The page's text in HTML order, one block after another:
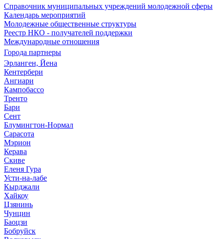
Справочник муниципальных учреждений молодежной сферы
Календарь мероприятий
Молодежные общественные структуры
Реестр НКО - получателей поддержки
Международные отношения
Города партнеры
Эрланген, Йена
Кентербери
Ангиари
Кампобассо
Тренто
Бари
Сент
Блумингтон-Нормал
Сарасота
Мэрион
Керава
Скиве
Еленя Гура
Усти-на-лабе
Кырджали
Хайкоу
Цзянинь
Чунцин
Баоцзи
Бобруйск